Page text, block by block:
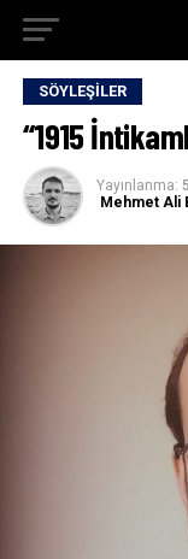
SÖYLEŞILER
“1915
Yayınlanma:
Mehmet Ali